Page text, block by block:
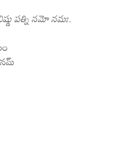
పత్ని నమో నమః.